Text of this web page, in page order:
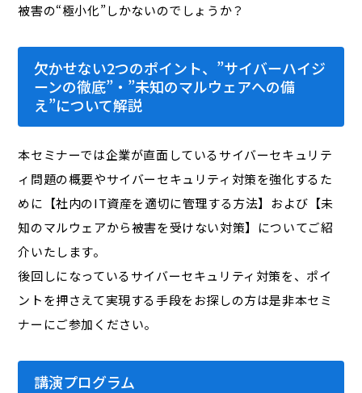
被害の“極小化”しかないのでしょうか？
欠かせない2つのポイント、”サイバーハイジ
ーンの徹底”・”未知のマルウェアへの備
え”について解説
本セミナーでは企業が直面しているサイバーセキュリテ
ィ問題の概要やサイバーセキュリティ対策を強化するた
めに【社内のIT資産を適切に管理する方法】および【未
知のマルウェアから被害を受けない対策】についてご紹
介いたします。
後回しになっているサイバーセキュリティ対策を、ポイ
ントを押さえて実現する手段をお探しの方は是非本セミ
ナーにご参加ください。
講演プログラム